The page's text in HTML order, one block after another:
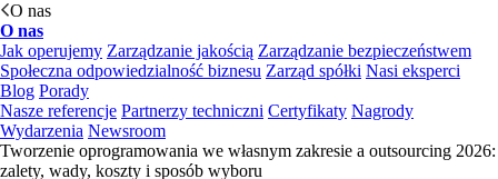
O nas
O nas
Jak operujemy Zarządzanie jakością Zarządzanie bezpieczeństwem
Społeczna odpowiedzialność biznesu Zarząd spółki Nasi eksperci
Blog Porady
Nasze referencje Partnerzy techniczni Certyfikaty Nagrody
Wydarzenia Newsroom
Tworzenie oprogramowania we własnym zakresie a outsourcing 2026:
zalety, wady, koszty i sposób wyboru